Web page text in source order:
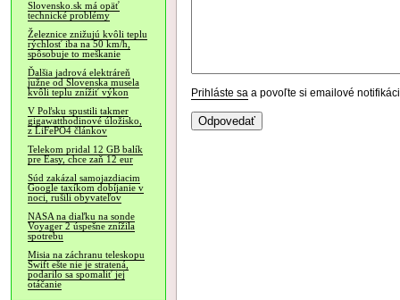
Slovensko.sk má opäť
technické problémy
Železnice znižujú kvôli teplu
rýchlosť iba na 50 km/h,
spôsobuje to meškanie
Ďalšia jadrová elektráreň
južne od Slovenska musela
kvôli teplu znížiť výkon
V Poľsku spustili takmer
gigawatthodinové úložisko,
z LiFePO4 článkov
Telekom pridal 12 GB balík
pre Easy, chce zaň 12 eur
Súd zakázal samojazdiacim
Google taxíkom dobíjanie v
noci, rušili obyvateľov
NASA na diaľku na sonde
Voyager 2 úspešne znížila
spotrebu
Misia na záchranu teleskopu
Swift ešte nie je stratená,
podarilo sa spomaliť jej
otáčanie
Prihláste sa a povoľte si emailové